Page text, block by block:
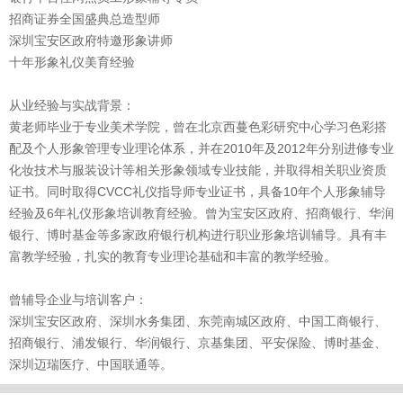
招商证券全国盛典总造型师
深圳宝安区政府特邀形象讲师
十年形象礼仪美育经验
从业经验与实战背景：
黄老师毕业于专业美术学院，曾在北京西蔓色彩研究中心学习色彩搭
配及个人形象管理专业理论体系，并在2010年及2012年分别进修专业
化妆技术与服装设计等相关形象领域专业技能，并取得相关职业资质
证书。同时取得CVCC礼仪指导师专业证书，具备10年个人形象辅导
经验及6年礼仪形象培训教育经验。曾为宝安区政府、招商银行、华润
银行、博时基金等多家政府银行机构进行职业形象培训辅导。具有丰
富教学经验，扎实的教育专业理论基础和丰富的教学经验。
曾辅导企业与培训客户：
深圳宝安区政府、深圳水务集团、东莞南城区政府、中国工商银行、
招商银行、浦发银行、华润银行、京基集团、平安保险、博时基金、
深圳迈瑞医疗、中国联通等。